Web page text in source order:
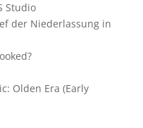
Studio
der Niederlassung in
Olden Era (Early